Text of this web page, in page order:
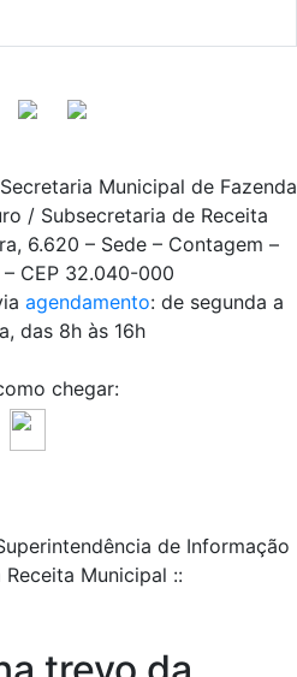
Municipal de Fazenda
/ Subsecretaria de Receita
6.620 – Sede – Contagem –
– CEP 32.040-000
agendamento: de segunda a
das 8h às 16h
chegar:
de Informação
Municipal ::